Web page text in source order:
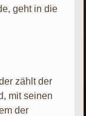
geht in die
zählt der
mit seinen
der